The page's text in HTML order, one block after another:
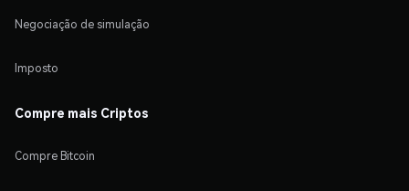
Negociação de simulação
Imposto
Compre mais Criptos
Compre Bitcoin